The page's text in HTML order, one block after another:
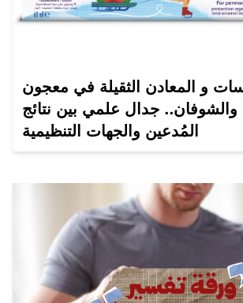
و المعادن الثقيلة في معجون
والشوفان.. جدال علمي بين نتائج
المُدعين والجهات التنظيمية